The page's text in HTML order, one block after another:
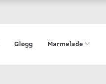
Gløgg Marmelade